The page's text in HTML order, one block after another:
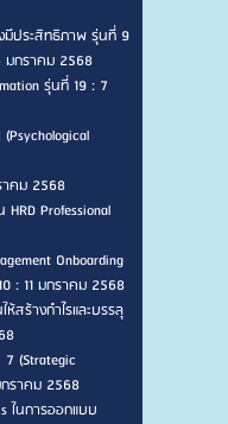
มีประสิทธิภาพ รุ่นที่ 9
มกราคม 2568
รุ่นที่ 19 : 7
าคม 2568
Professional
Onboarding
: 11 มกราคม 2568
สร้างกำไรและบรรลุ
(Strategic
กราคม 2568
ในการออกแบบ